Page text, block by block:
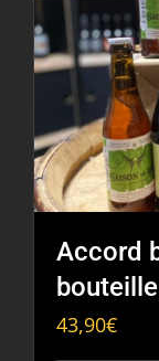
Accord
43,90€